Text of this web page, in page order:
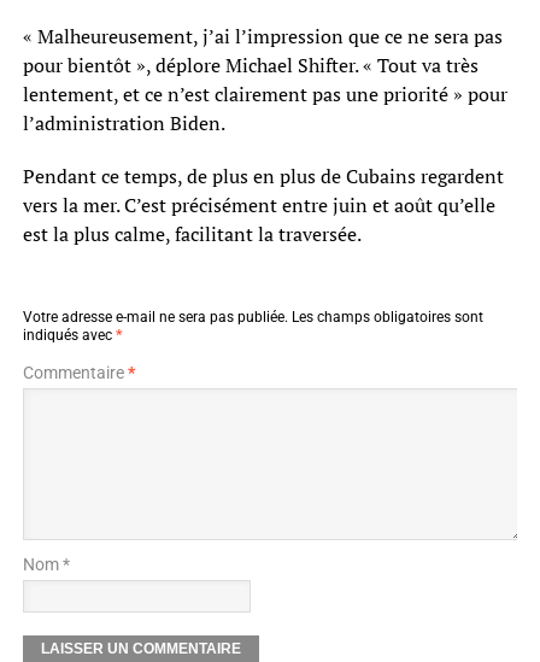
« Malheureusement, j’ai l’impression que ce ne sera pas
pour bientôt », déplore Michael Shifter. « Tout va très
lentement, et ce n’est clairement pas une priorité » pour
l’administration Biden.
Pendant ce temps, de plus en plus de Cubains regardent
vers la mer. C’est précisément entre juin et août qu’elle
est la plus calme, facilitant la traversée.
Votre adresse e-mail ne sera pas publiée. Les champs obligatoires sont
indiqués avec *
Commentaire*
Nom *